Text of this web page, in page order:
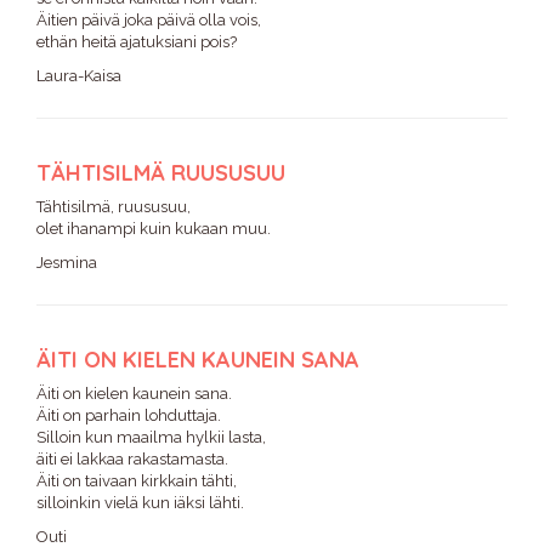
Äitien päivä joka päivä olla vois,
ethän heitä ajatuksiani pois?
Laura-Kaisa
TÄHTISILMÄ RUUSUSUU
Tähtisilmä, ruususuu,
olet ihanampi kuin kukaan muu.
Jesmina
ÄITI ON KIELEN KAUNEIN SANA
Äiti on kielen kaunein sana.
Äiti on parhain lohduttaja.
Silloin kun maailma hylkii lasta,
äiti ei lakkaa rakastamasta.
Äiti on taivaan kirkkain tähti,
silloinkin vielä kun iäksi lähti.
Outi